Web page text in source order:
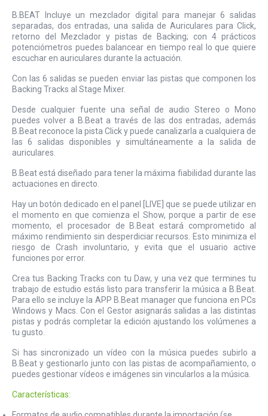
B.BEAT Incluye un mezclador digital para manejar 6 salidas
separadas, dos entradas, una salida de Auriculares para Click,
retorno del Mezclador y pistas de Backing; con 4 prácticos
potenciómetros puedes balancear en tiempo real lo que quiere
escuchar en auriculares durante la actuación.
Con las 6 salidas se pueden enviar las pistas que componen los
Backing Tracks al Stage Mixer.
Desde cualquier fuente una señal de audio Stereo o Mono
puedes volver a B.Beat a través de las dos entradas, además
B.Beat reconoce la pista Click y puede canalizarla a cualquiera de
las 6 salidas disponibles y simultáneamente a la salida de
auriculares.
B.Beat está diseñado para tener la máxima fiabilidad durante las
actuaciones en directo.
Hay un botón dedicado en el panel [LIVE] que se puede utilizar en
el momento en que comienza el Show, porque a partir de ese
momento, el procesador de B.Beat estará comprometido al
máximo rendimiento sin desperdiciar recursos. Esto minimiza el
riesgo de Crash involuntario, y evita que el usuario active
funciones por error.
Crea tus Backing Tracks con tu Daw, y una vez que termines tu
trabajo de estudio estás listo para transferir la música a B.Beat.
Para ello se incluye la APP B.Beat manager que funciona en PCs
Windows y Macs. Con el Gestor asignarás salidas a las distintas
pistas y podrás completar la edición ajustando los volúmenes a
tu gusto.
Si has sincronizado un vídeo con la música puedes subirlo a
B.Beat y gestionarlo junto con las pistas de acompañamiento, o
puedes gestionar vídeos e imágenes sin vincularlos a la música.
Características: